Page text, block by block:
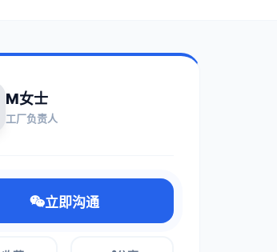
M女士
工厂负责人
立即沟通